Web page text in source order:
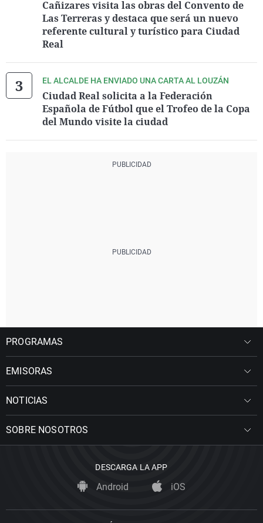
Cañizares visita las obras del Convento de
Las Terreras y destaca que será un nuevo
referente cultural y turístico para Ciudad
Real
EL ALCALDE HA ENVIADO UNA CARTA AL LOUZÁN
Ciudad Real solicita a la Federación
Española de Fútbol que el Trofeo de la Copa
del Mundo visite la ciudad
PROGRAMAS
EMISORAS
NOTICIAS
SOBRE NOSOTROS
DESCARGA LA APP
Android iOS